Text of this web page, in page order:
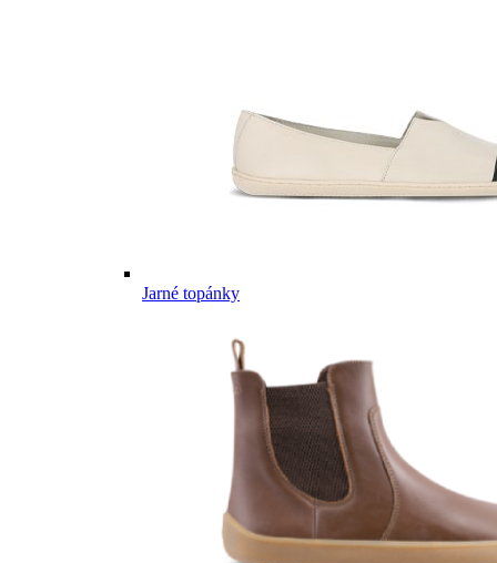
Jarné topánky